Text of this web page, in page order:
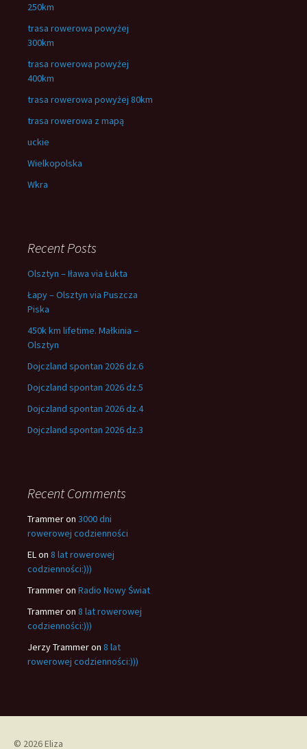
250km
trasa rowerowa powyżej
300km
trasa rowerowa powyżej
400km
trasa rowerowa powyżej 80km
trasa rowerowa z mapą
uckie
Wielkopolska
Wkra
Recent Posts
Olsztyn – Iława via Łukta
Łapy – Olsztyn via Puszcza
Piska
450k km lifetime. Małkinia –
Olsztyn
Dojczland spontan 2026 dz.6
Dojczland spontan 2026 dz.5
Dojczland spontan 2026 dz.4
Dojczland spontan 2026 dz.3
Recent Comments
Trammeron 3000 dni
rowerowej codzienności
ELon 8 lat rowerowej
codzienności:)))
Trammeron Radio Nowy Świat
Trammeron 8 lat rowerowej
codzienności:)))
Jerzy Trammeron 8 lat
rowerowej codzienności:)))
© 2026 Eliza